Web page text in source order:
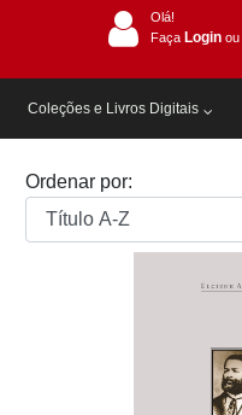
Olá!
Faça Login ou
Coleções e Livros Digitais
Ordenar por: